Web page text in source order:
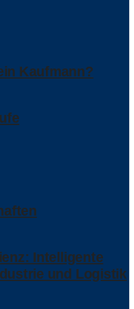
Kaufmann?
Intelligente
und Logistik